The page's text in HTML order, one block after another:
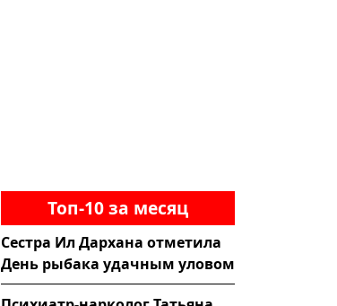
Топ-10 за месяц
Сестра Ил Дархана отметила
День рыбака удачным уловом